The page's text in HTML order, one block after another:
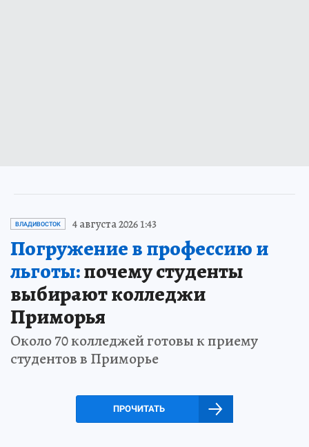
ВЛАДИВОСТОК 4 августа 2026 1:43
Погружение в профессию и
льготы:почему студенты
выбирают колледжи
Приморья
Около 70 колледжей готовы к приему
студентов в Приморье
ПРОЧИТАТЬ